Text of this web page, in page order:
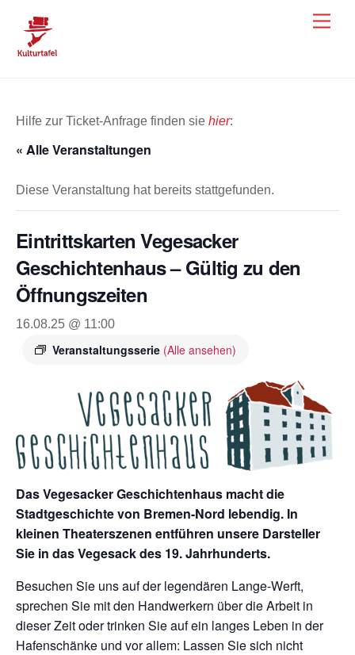
content
Hilfe zur Ticket-Anfrage finden sie hier:
« Alle Veranstaltungen
Diese Veranstaltung hat bereits stattgefunden.
Eintrittskarten Vegesacker
Geschichtenhaus – Gültig zu den
Öffnungszeiten
16.08.25 @ 11:00
Veranstaltungsserie (Alle ansehen)
Das Vegesacker Geschichtenhaus macht die
Stadtgeschichte von Bremen-Nord lebendig. In
kleinen Theaterszenen entführen unsere Darsteller
Sie in das Vegesack des 19. Jahrhunderts.
Besuchen Sie uns auf der legendären Lange-Werft,
sprechen Sie mit den Handwerkern über die Arbeit in
dieser Zeit oder trinken Sie auf ein langes Leben in der
Hafenschänke und vor allem: Lassen Sie sich nicht